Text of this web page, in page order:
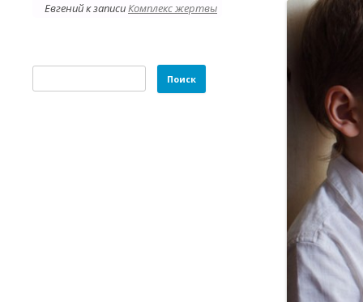
Евгенийк записиКомплекс жертвы
Найти: